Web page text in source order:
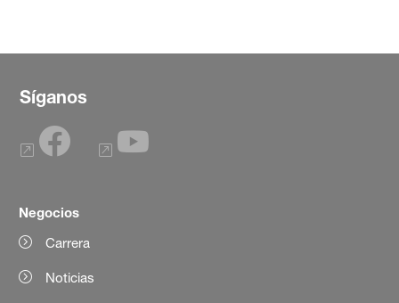
Síganos
Negocios
Carrera
Noticias